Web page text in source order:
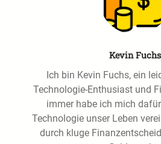
Kevin Fuchs
Ich bin Kevin Fuchs, ein
Technologie-Enthusiast und
immer habe ich mich
Technologie unser Leben
durch kluge